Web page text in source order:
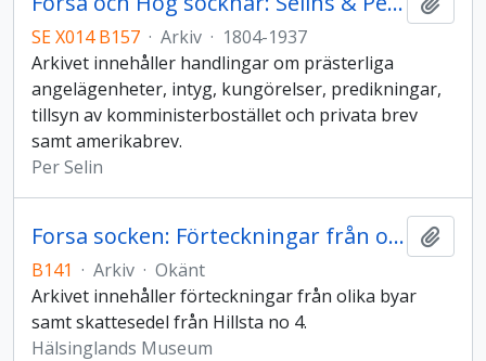
SE X014 B157 · Arkiv · 1804-1937
Arkivet innehåller handlingar om prästerliga
angelägenheter, intyg, kungörelser, predikningar,
tillsyn av komministerbostället och privata brev
samt amerikabrev.
Per Selin
Forsa socken: Förteckningar från olika byar och skattesedel från Hillsta no 4
B141 · Arkiv · Okänt
Arkivet innehåller förteckningar från olika byar
samt skattesedel från Hillsta no 4.
Hälsinglands Museum